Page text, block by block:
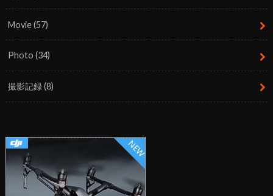
Movie(57)
Photo(34)
撮影記録(8)